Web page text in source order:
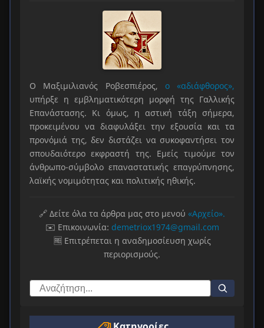
Ο Μαξιμιλιανός Ροβεσπιέρος, ο «αδιάφθορος»,
υπήρξε η εμβληματικότερη μορφή της Γαλλικής
Επανάστασης. Κι όμως, η αστική τάξη σήμερα,
προκειμένου να διαφυλάξει την εξουσία και τα
προνόμιά της, δεν διστάζει να συκοφαντήσει τον
σπουδαιότερο εκφραστή της. Εμείς τιμούμε τον
άνθρωπο-σύμβολο επαναστατικής επαγρύπνησης,
λαϊκής νομιμότητας και πολιτικής ηθικής.
🔗 Δείτε όλα τα άρθρα μας στο μενού «Αρχείο».
✉️ Επικοινωνία: demetriox1974@gmail.com
🆓 Επιτρέπεται η αναδημοσίευση χωρίς
περιορισμούς.